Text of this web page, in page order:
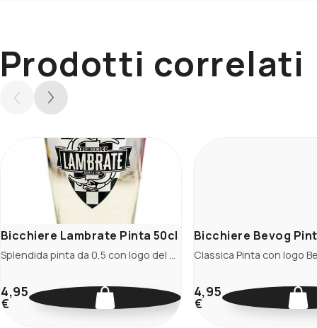
Prodotti correlati
Bicchiere Lambrate Pinta 50cl
Splendida pinta da 0,5 con logo del Birrificio di Lambrate.
4,95
€
Bicchiere Bevog
4,95
€